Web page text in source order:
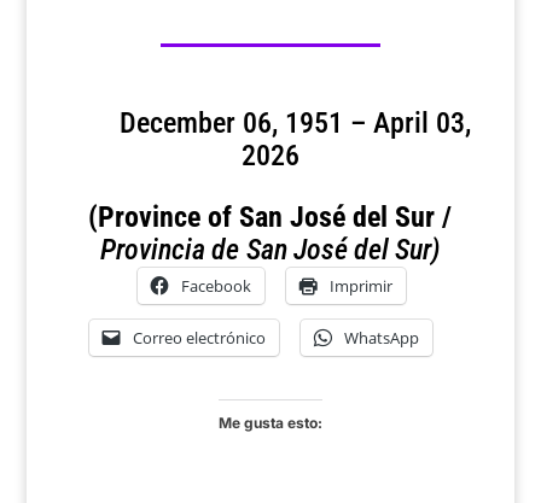
December 06, 1951 – April 03,
2026
(Province of San José del Sur /
Provincia de San José del Sur)
Facebook Imprimir
Correo electrónico WhatsApp
Me gusta esto: